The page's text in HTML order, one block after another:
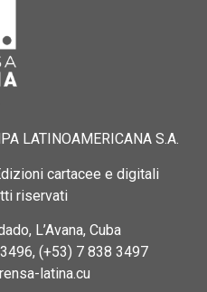
LATINOAMERICANA S.A.
cartacee e digitali
riservati
L’Avana, Cuba
(+53) 7 838 3497
latina.cu